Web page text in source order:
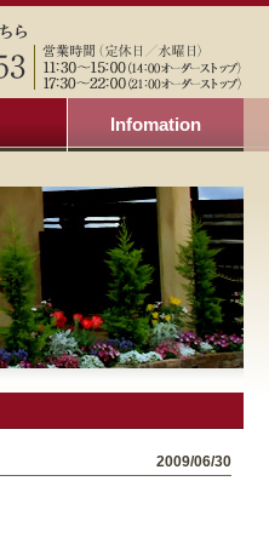
Infomation
2009/06/30